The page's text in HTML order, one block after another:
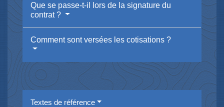
Que se passe-t-il lors de la signature du
contrat ?
Comment sont versées les cotisations ?
Textes de référence